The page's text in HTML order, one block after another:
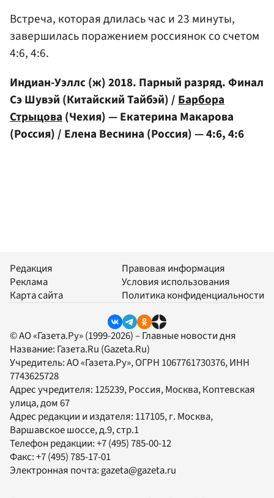
Встреча, которая длилась час и 23 минуты,
завершилась поражением россиянок со счетом
4:6, 4:6.
Индиан-Уэллс (ж) 2018. Парный разряд. Финал
Сэ Шувэй (Китайский Тайбэй) / Барбора
Стрыцова (Чехия) — Екатерина Макарова
(Россия) / Елена Веснина (Россия) — 4:6, 4:6
Редакция
Реклама
Карта сайта
Правовая информация
Условия использования
Политика конфиденциальности
© АО «Газета.Ру» (1999-2026) – Главные новости дня
Название: Газета.Ru (Gazeta.Ru)
Учредитель:АО «Газета.Ру», ОГРН 1067761730376, ИНН
7743625728
Адрес учредителя: 125239, Россия, Москва, Коптевская
улица, дом 67
Адрес редакции и издателя: 117105, г. Москва,
Варшавское шоссе, д.9, стр.1
Телефон редакции:+7 (495) 785-00-12
Факс:+7 (495) 785-17-01
Электронная почта:gazeta@gazeta.ru